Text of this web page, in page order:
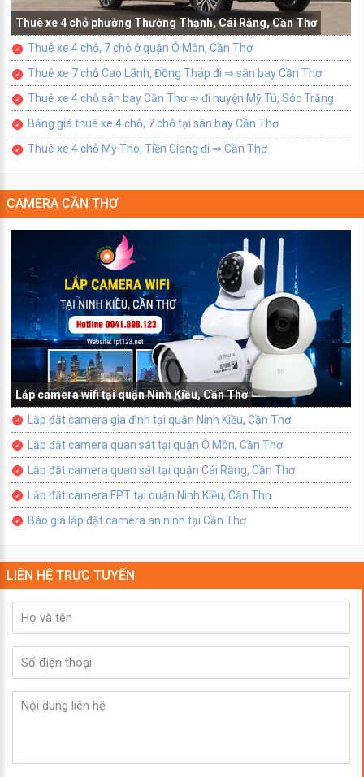
Thuê xe 4 chỗ phường Thường Thạnh, Cái Răng, Cần Thơ
Thuê xe 4 chỗ, 7 chỗ ở quận Ô Môn, Cần Thơ
Thuê xe 7 chỗ Cao Lãnh, Đồng Tháp đi ⇒ sân bay Cần Thơ
Thuê xe 4 chỗ sân bay Cần Thơ ⇒ đi huyện Mỹ Tú, Sóc Trăng
Bảng giá thuê xe 4 chỗ, 7 chỗ tại sân bay Cần Thơ
Thuê xe 4 chỗ Mỹ Tho, Tiền Giang đi ⇒ Cần Thơ
CAMERA CẦN THƠ
Lắp camera wifi tại quận Ninh Kiều, Cần Thơ
Lắp đặt camera gia đình tại quận Ninh Kiều, Cần Thơ
Lắp đặt camera quan sát tại quận Ô Môn, Cần Thơ
Lắp đặt camera quan sát tại quận Cái Răng, Cần Thơ
Lắp đặt camera FPT tại quận Ninh Kiều, Cần Thơ
Báo giá lắp đặt camera an ninh tại Cần Thơ
LIÊN HỆ TRỰC TUYẾN